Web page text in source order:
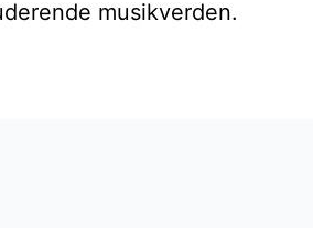
musikverden.